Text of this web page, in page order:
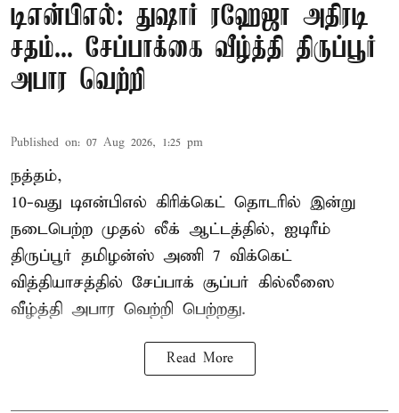
டிஎன்பிஎல்: துஷார் ரஹேஜா அதிரடி
சதம்... சேப்பாக்கை வீழ்த்தி திருப்பூர்
அபார வெற்றி
Published on: 07 Aug 2026, 1:25 pm
நத்தம்,
10-வது டிஎன்பிஎல் கிரிக்கெட் தொடரில் இன்று
நடைபெற்ற முதல் லீக் ஆட்டத்தில், ஐடிரீம்
திருப்பூர் தமிழன்ஸ் அணி 7 விக்கெட்
வித்தியாசத்தில் சேப்பாக் சூப்பர் கில்லீஸை
வீழ்த்தி அபார வெற்றி பெற்றது.
Read More